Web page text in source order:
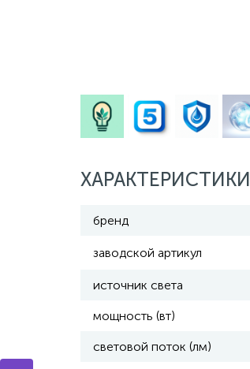
ХАРАКТЕРИСТИКИ
бренд
заводской артикул
источник света
мощность (вт)
световой поток (лм)